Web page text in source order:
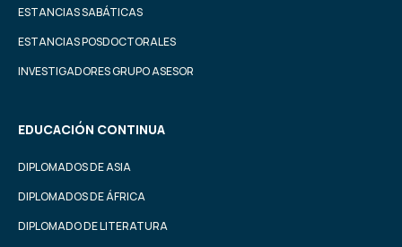
ESTANCIAS SABÁTICAS
ESTANCIAS POSDOCTORALES
INVESTIGADORES GRUPO ASESOR
EDUCACIÓN CONTINUA
DIPLOMADOS DE ASIA
DIPLOMADOS DE ÁFRICA
DIPLOMADO DE LITERATURA